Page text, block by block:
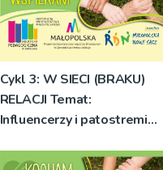
Cykl 3: W SIECI (BRAKU)
RELACJI Temat:
Influencerzy i patostreming
autorytetów